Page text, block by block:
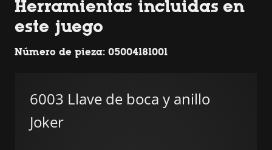
Herramientas incluidas en
este juego
Número de pieza: 05004181001
6003 Llave de boca y anillo
Joker